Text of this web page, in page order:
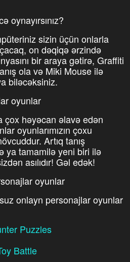
oynayırsınız?
sizin üçün onlarla
on dəqiqə ərzində
bir araya gətirə, Graffiti
ola və Miki Mouse ilə
biləcəksiniz.
oyunlar
çox həyəcan əlavə edən
oyunlarımızın çoxu
Artıq tanış
ya tamamilə yeni biri ilə
asılıdır! Gəl edək!
oyunlar
onlayn personajlar oyunlar
Puzzles
Battle